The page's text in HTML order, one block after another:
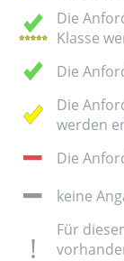
Die
Klasse
Die
Die
werden
Die
keine
Für